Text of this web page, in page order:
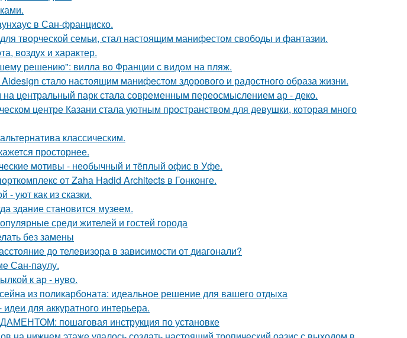
в Сан-франциско.
творческой семьи, стал настоящим манифестом свободы и фантазии.
воздух и характер.
решению": вилла во Франции с видом на пляж.
стало настоящим манифестом здорового и радостного образа жизни.
центральный парк стала современным переосмыслением ар - деко.
центре Казани стала уютным пространством для девушки, которая много
классическим.
просторнее.
мотивы - необычный и тёплый офис в Уфе.
от Zaha Hadid Architects в Гонконге.
- уют как из сказки.
здание становится музеем.
среди жителей и гостей города
без замены
до телевизора в зависимости от диагонали?
Сан-паулу.
к ар - нуво.
из поликарбоната: идеальное решение для вашего отдыха
для аккуратного интерьера.
пошаговая инструкция по установке